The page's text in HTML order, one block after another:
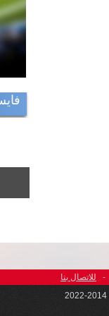
-
للاتصال بنا